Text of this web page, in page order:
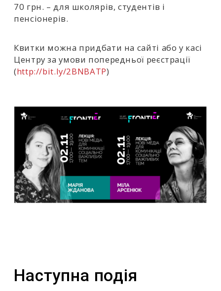
70 грн. – для школярів, студентів і
пенсіонерів.
Квитки можна придбати на сайті або у касі
Центру за умови попередньої реєстрації
(http://bit.ly/2BNBATP)
Наступна подія